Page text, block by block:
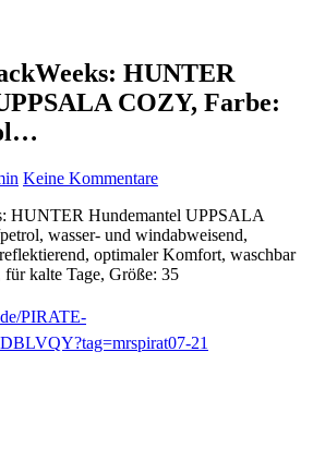
HUNTER
COZY, Farbe:
Keine Kommentare
HUNTER Hundemantel UPPSALA
wasser- und windabweisend,
optimaler Komfort, waschbar
kalte Tage, Größe: 35
PIRATE-
21